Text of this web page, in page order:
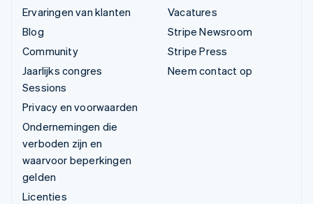
Ervaringen van klanten
Blog
Community
Jaarlijks congres
Sessions
Privacy en voorwaarden
Ondernemingen die
verboden zijn en
waarvoor beperkingen
gelden
Licenties
Vacatures
Stripe Newsroom
Stripe Press
Neem contact op